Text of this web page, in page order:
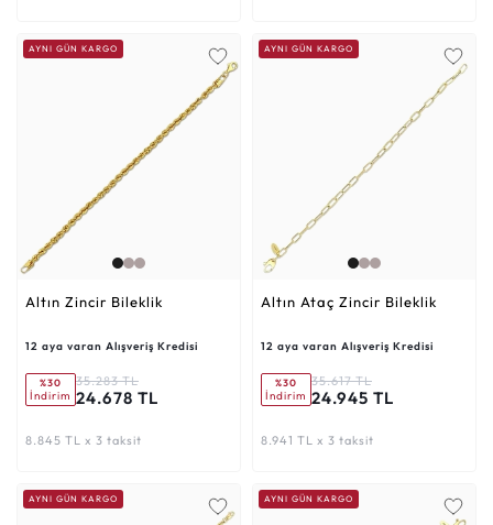
AYNI GÜN KARGO
Altın Zincir Bileklik
12 aya varan Alışveriş Kredisi
%30
İndirim
35.283 TL
24.678 TL
8.845 TL x 3 taksit
AYNI GÜN KARGO
Altın Ataç Zincir Bileklik
12 aya varan Alışveriş Kredisi
%30
İndirim
35.617 TL
24.945 TL
8.941 TL x 3 taksit
AYNI GÜN KARGO AYNI GÜN KARGO